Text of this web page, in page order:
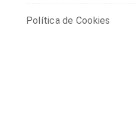
Política de Cookies